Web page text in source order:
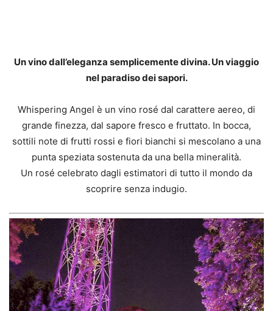
Un vino dall’eleganza semplicemente divina. Un viaggio
nel paradiso dei sapori.
Whispering Angel è un vino rosé dal carattere aereo, di
grande finezza, dal sapore fresco e fruttato. In bocca,
sottili note di frutti rossi e fiori bianchi si mescolano a una
punta speziata sostenuta da una bella mineralità.
Un rosé celebrato dagli estimatori di tutto il mondo da
scoprire senza indugio.